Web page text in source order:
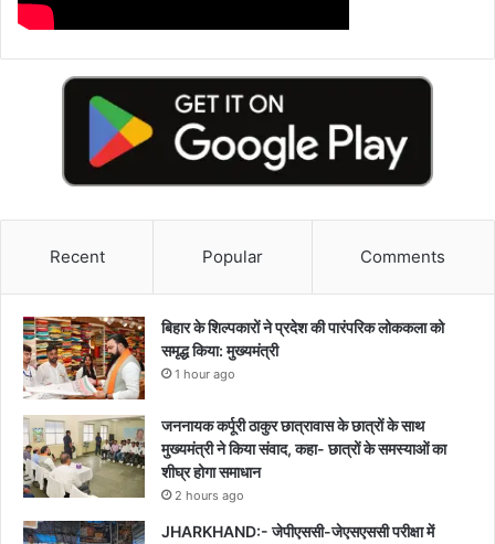
Recent Popular Comments
बिहार के शिल्पकारों ने प्रदेश की पारंपरिक लोककला को
समृद्ध किया: मुख्यमंत्री
1 hour ago
जननायक कर्पूरी ठाकुर छात्रावास के छात्रों के साथ
मुख्यमंत्री ने किया संवाद, कहा- छात्रों के समस्याओं का
शीघ्र होगा समाधान
2 hours ago
JHARKHAND:- जेपीएससी-जेएसएससी परीक्षा में